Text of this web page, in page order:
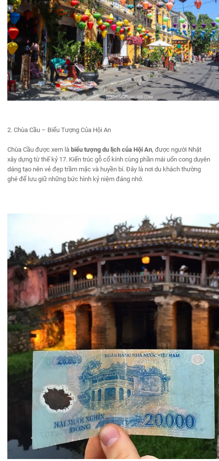
2. Chùa Cầu – Biểu Tượng Của Hội An
Chùa Cầu được xem là biểu tượng du lịch của Hội An, được người Nhật
xây dựng từ thế kỷ 17. Kiến trúc gỗ cổ kính cùng phần mái uốn cong duyên
dáng tạo nên vẻ đẹp trầm mặc và huyền bí. Đây là nơi du khách thường
ghé để lưu giữ những bức hình kỷ niệm đáng nhớ.